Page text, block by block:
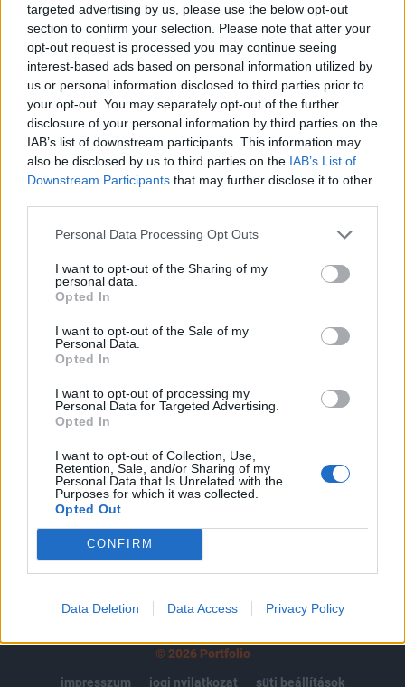
targeted advertising by us, please use the below opt-out
section to confirm your selection. Please note that after your
opt-out request is processed you may continue seeing
interest-based ads based on personal information utilized by
us or personal information disclosed to third parties prior to
your opt-out. You may separately opt-out of the further
disclosure of your personal information by third parties on the
IAB’s list of downstream participants. This information may
also be disclosed by us to third parties on the IAB’s List of
Downstream Participants that may further disclose it to other
Personal Data Processing Opt Outs
I want to opt-out of the Sharing of my
personal data.
Opted In
I want to opt-out of the Sale of my
Personal Data.
Opted In
I want to opt-out of processing my
Personal Data for Targeted Advertising.
Opted In
I want to opt-out of Collection, Use,
Retention, Sale, and/or Sharing of my
Personal Data that Is Unrelated with the
Purposes for which it was collected.
Opted Out
CONFIRM
Data Deletion Data Access Privacy Policy
Portfolio Investment Day 2024A nyersanyagpiaccal
kiemelten foglalkozunk a május 16-i Portfolio Investment
Day 2024 konferenciánkon, amelyen a részvétel
regisztráció után ingyenes.Információ és jelentkezés Az
iráni drón- és rakétatámadások és az erre érkező esetleges
válaszlépés komoly hullámokat válthatnak ki a
tőkepiacokon és akár egy nagyobb eladási hullám is
elindulhat...
tartozik, melynek olvasása előfizetéses
regisztrációhoz kötött.
Az előfizetés a következőket tartalmazza:
Portfolio.hu teljes cikkarchívum
kötéslistái
MÁR ELŐFIZETŐNK VAGY?
© 2026 Portfolio
impresszum
jogi nyilatkozat süti beállítások